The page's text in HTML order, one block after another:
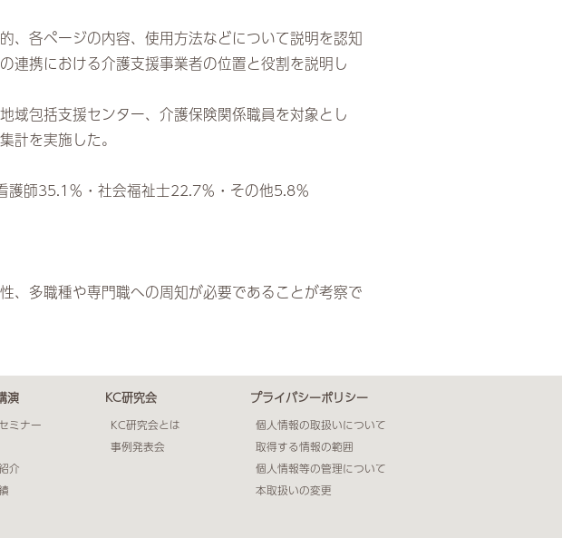
、各ページの内容、使用方法などについて説明を認知
連携における介護支援事業者の位置と役割を説明し
域包括支援センター、介護保険関係職員を対象とし
計を実施した。
師35.1％・社会福祉士22.7％・その他5.8％
、多職種や専門職への周知が必要であることが考察で
演
ミナー
介
KC研究会
KC研究会とは
事例発表会
プライバシーポリシー
個人情報の取扱いについて
取得する情報の範囲
個人情報等の管理について
本取扱いの変更